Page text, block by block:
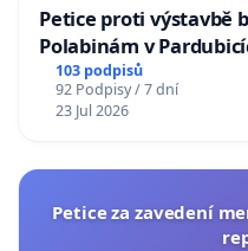
Petice proti výstavbě
Polabinám v
103 podpisů
92 Podpisy / 7 dní
23 Jul 2026
Petice za zavedení